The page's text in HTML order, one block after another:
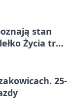
stan
Życia trafi
25-